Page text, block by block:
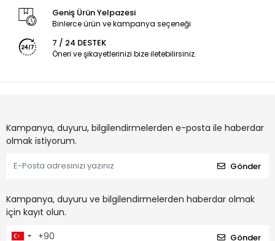
Geniş Ürün Yelpazesi
Binlerce ürün ve kampanya seçeneği
7 / 24 DESTEK
Öneri ve şikayetlerinizi bize iletebilirsiniz.
Kampanya, duyuru, bilgilendirmelerden e-posta ile haberdar
olmak istiyorum.
Gönder
Kampanya, duyuru ve bilgilendirmelerden haberdar olmak
için kayıt olun.
Gönder